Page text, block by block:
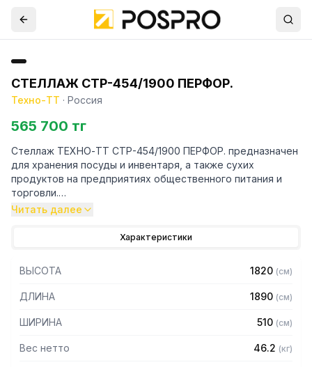
СТЕЛЛАЖ СТР-454/1900 ПЕРФОР.
Техно-ТТ · Россия
565 700 тг
Стеллаж ТЕХНО-ТТ СТР-454/1900 ПЕРФОР. предназначен
для хранения посуды и инвентаря, а также сухих
продуктов на предприятиях общественного питания и
торговли.
430 толщиной 1,2 мм
— Четыре перфорированные полки из нержавеющей
стали марки AISI 304 толщиной 0,8 мм
— Расстояние между полками регулируемое с шагом 120
— Регулируемые опоры
Читать далее
Характеристики
ВЫСОТА 1820 (см)
ДЛИНА 1890 (см)
ШИРИНА 510 (см)
Вес нетто 46.2 (кг)